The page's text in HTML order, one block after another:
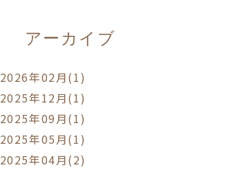
アーカイブ
2026年02月(1)
2025年12月(1)
2025年09月(1)
2025年05月(1)
2025年04月(2)